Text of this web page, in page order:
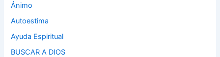
Ánimo
Autoestima
Ayuda Espiritual
BUSCAR A DIOS